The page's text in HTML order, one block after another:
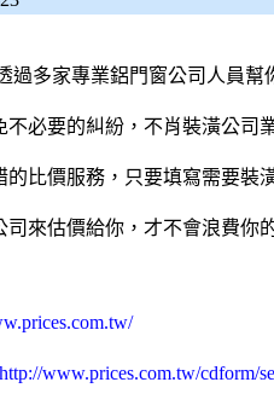
過多家專業鋁門窗公司人員幫
不必要的糾紛，不肖裝潢公司
的比價服務，只要填寫需要裝
司來估價給你，才不會浪費你
http://www.prices.com.tw/cdform/